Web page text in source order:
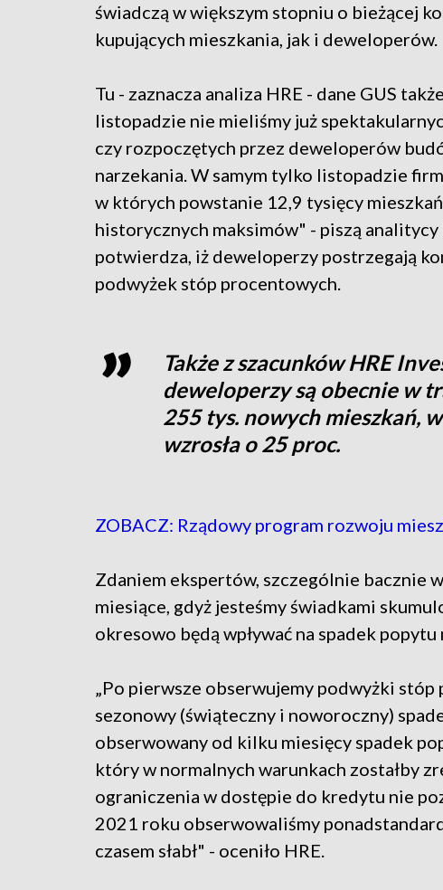
świadczą w większym stopniu o bieżącej
kupujących mieszkania, jak i deweloperów.
Tu - zaznacza analiza HRE - dane GUS
listopadzie nie mieliśmy już
czy rozpoczętych przez deweloperów
narzekania. W samym tylko listopadzie
w których powstanie 12,9 tysięcy
historycznych maksimów" - piszą analitycy
potwierdza, iż deweloperzy postrzegają
podwyżek stóp procentowych.
Także z szacunków HRE
deweloperzy są obecnie w
255 tys. nowych mieszkań,
wzrosła o 25 proc.
ZOBACZ: Rządowy program rozwoju
Zdaniem ekspertów, szczególnie bacznie
miesiące, gdyż jesteśmy świadkami
okresowo będą wpływać na spadek popytu
„Po pierwsze obserwujemy podwyżki
sezonowy (świąteczny i noworoczny)
obserwowany od kilku miesięcy spadek
który w normalnych warunkach zostałby
ograniczenia w dostępie do kredytu nie
2021 roku obserwowaliśmy
czasem słabł" - oceniło HRE.